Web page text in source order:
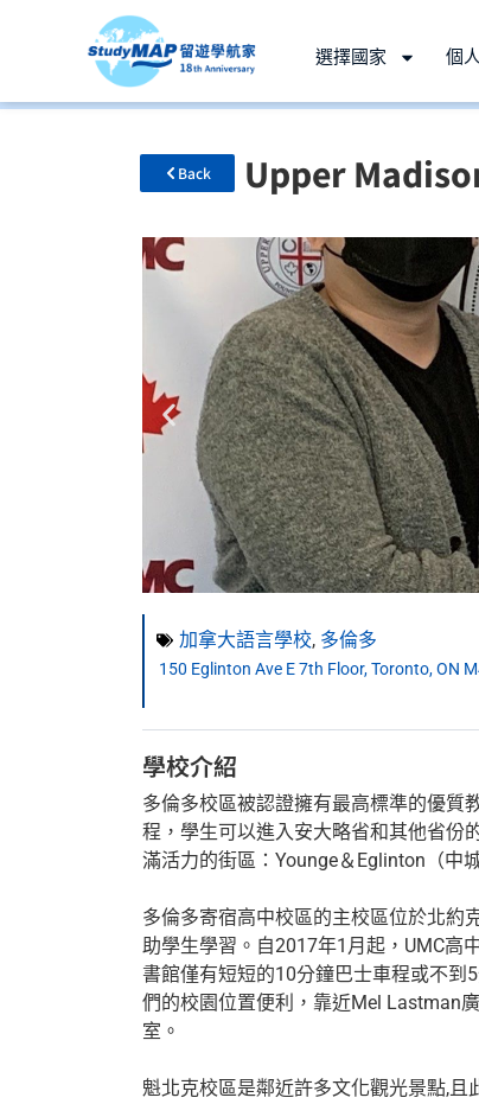
選擇國家 個
Back Upper
加拿大語言學校, 多倫多
150 Eglinton Ave E 7th Floor, Toronto, ON
學校介紹
多倫多校區被認證擁有最高標準的優質
程，學生可以進入安大略省和其他省份
滿活力的街區：Younge＆Eglinton（中
多倫多寄宿高中校區的主校區位於北約
助學生學習。自2017年1月起，UMC高
書館僅有短短的10分鐘巴士車程或不到
們的校園位置便利，靠近Mel Lastman
室。
魁北克校區是鄰近許多文化觀光景點,